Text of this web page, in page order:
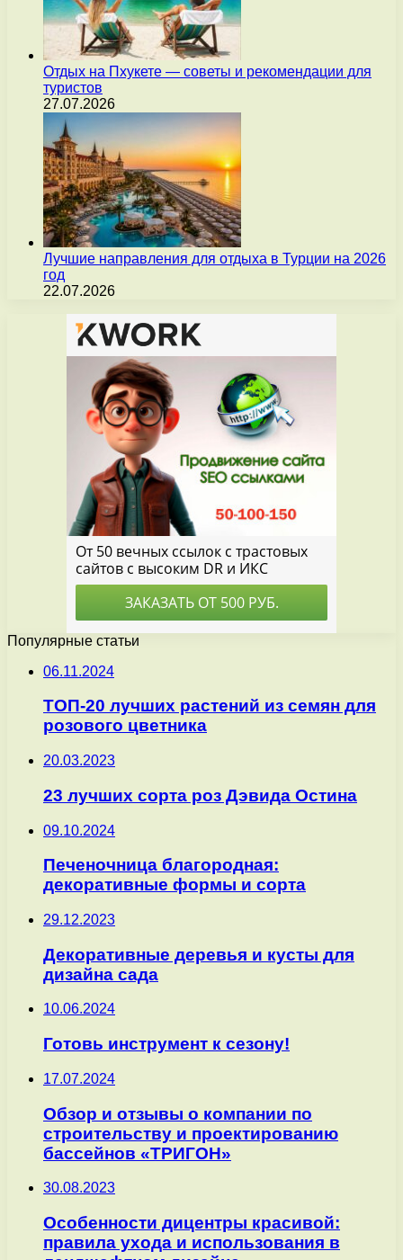
Отдых на Пхукете — советы и рекомендации для
туристов
27.07.2026
Лучшие направления для отдыха в Турции на 2026
год
22.07.2026
Популярные статьи
06.11.2024
ТОП-20 лучших растений из семян для
розового цветника
20.03.2023
23 лучших сорта роз Дэвида Остина
09.10.2024
Печеночница благородная:
декоративные формы и сорта
29.12.2023
Декоративные деревья и кусты для
дизайна сада
10.06.2024
Готовь инструмент к сезону!
17.07.2024
Обзор и отзывы о компании по
строительству и проектированию
бассейнов «ТРИГОН»
30.08.2023
Особенности дицентры красивой:
правила ухода и использования в